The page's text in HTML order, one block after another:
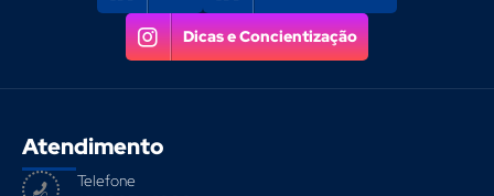
Atendimento
Telefone